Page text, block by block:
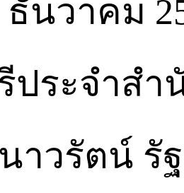
ธันวาคม
ประจำสำ
าวรัตน์ รั